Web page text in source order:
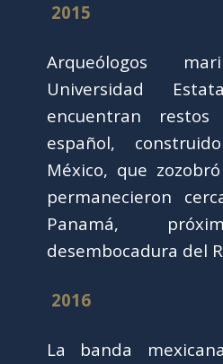
2015
Arqueólogos
Universidad
encuentran
español,
México, que
permanecieron
Panamá,
desembocadura del
2016
La banda